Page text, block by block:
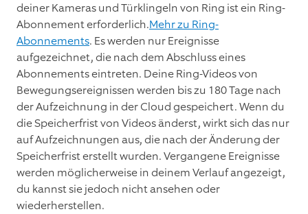
deiner Kameras und Türklingeln von Ring ist ein Ring-
Abonnement erforderlich.Mehr zu Ring-
Abonnements. Es werden nur Ereignisse
aufgezeichnet, die nach dem Abschluss eines
Abonnements eintreten. Deine Ring-Videos von
Bewegungsereignissen werden bis zu 180 Tage nach
der Aufzeichnung in der Cloud gespeichert. Wenn du
die Speicherfrist von Videos änderst, wirkt sich das nur
auf Aufzeichnungen aus, die nach der Änderung der
Speicherfrist erstellt wurden. Vergangene Ereignisse
werden möglicherweise in deinem Verlauf angezeigt,
du kannst sie jedoch nicht ansehen oder
wiederherstellen.